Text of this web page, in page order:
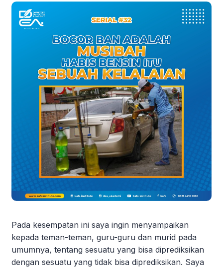
Pada kesempatan ini saya ingin menyampaikan
kepada teman-teman, guru-guru dan murid pada
umumnya, tentang sesuatu yang bisa diprediksikan
dengan sesuatu yang tidak bisa diprediksikan. Saya